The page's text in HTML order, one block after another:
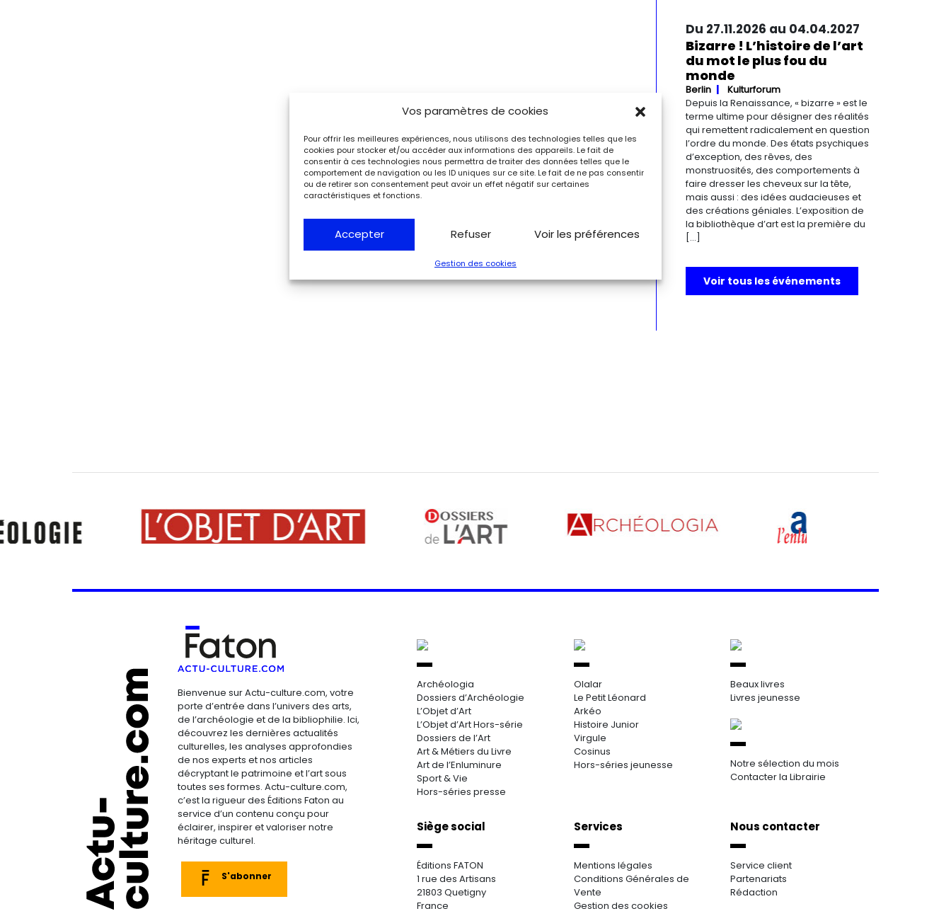
Vos paramètres de cookies
Pour offrir les meilleures expériences, nous utilisons des technologies telles que les
cookies pour stocker et/ou accéder aux informations des appareils. Le fait de
consentir à ces technologies nous permettra de traiter des données telles que le
comportement de navigation ou les ID uniques sur ce site. Le fait de ne pas consentir
ou de retirer son consentement peut avoir un effet négatif sur certaines
caractéristiques et fonctions.
Accepter Refuser Voir les préférences
Gestion des cookies
Du 27.11.2026 au 04.04.2027
Bizarre ! L’histoire de l’art
du mot le plus fou du
monde
Berlin
Kulturforum
Depuis la Renaissance, « bizarre » est le
terme ultime pour désigner des réalités
qui remettent radicalement en question
l’ordre du monde. Des états psychiques
d’exception, des rêves, des
monstruosités, des comportements à
faire dresser les cheveux sur la tête,
mais aussi : des idées audacieuses et
des créations géniales. L’exposition de
la bibliothèque d’art est la première du
[…]
Voir tous les événements
Bienvenue sur Actu-culture.com, votre
porte d’entrée dans l’univers des arts,
de l’archéologie et de la bibliophilie. Ici,
découvrez les dernières actualités
culturelles, les analyses approfondies
de nos experts et nos articles
décryptant le patrimoine et l’art sous
toutes ses formes. Actu-culture.com,
c’est la rigueur des Éditions Faton au
service d’un contenu conçu pour
éclairer, inspirer et valoriser notre
héritage culturel.
S'abonner
Archéologia
Dossiers d’Archéologie
L’Objet d’Art
L’Objet d’Art Hors-série
Dossiers de l’Art
Art & Métiers du Livre
Art de l’Enluminure
Sport & Vie
Hors-séries presse
Olalar
Le Petit Léonard
Arkéo
Histoire Junior
Virgule
Cosinus
Hors-séries jeunesse
Beaux livres
Livres jeunesse
Notre sélection du mois
Contacter la Librairie
Siège social
Éditions FATON
1 rue des Artisans
21803 Quetigny
France
Services
Mentions légales
Conditions Générales de
Vente
Gestion des cookies
Nous contacter
Service client
Partenariats
Rédaction